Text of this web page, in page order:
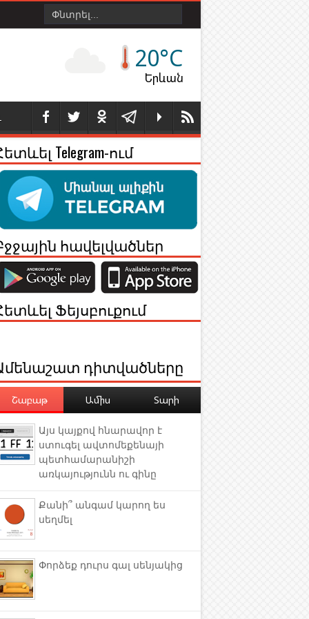
20°C
Երևան
Telegram-ում
հավելվածներ
Ֆեյսբուքում
դիտվածները
Շաբաթ Ամիս Տարի
Այս կայքով հնարավոր է
ստուգել ավտոմեքենայի
պետհամարանիշի
առկայությունն ու գինը
Քանի՞ անգամ կարող ես
սեղմել
Փորձեք դուրս գալ սենյակից